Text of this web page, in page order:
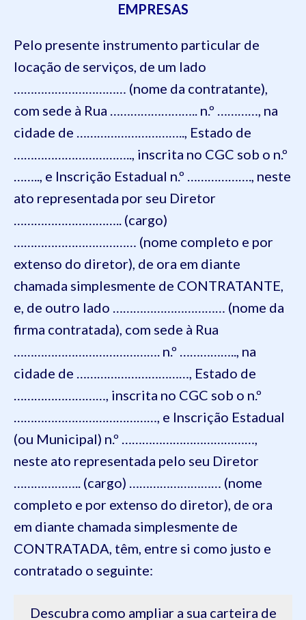
EMPRESAS
Pelo presente instrumento particular de
locação de serviços, de um lado
…………………………… (nome da contratante),
com sede à Rua …………………….. n.º …………, na
cidade de ………………………….., Estado de
…………………………….., inscrita no CGC sob o n.º
…….., e Inscrição Estadual n.º ………………., neste
ato representada por seu Diretor
………………………….. (cargo)
……………………………… (nome completo e por
extenso do diretor), de ora em diante
chamada simplesmente de CONTRATANTE,
e, de outro lado …………………………… (nome da
firma contratada), com sede à Rua
……………………………………. n.º …………….., na
cidade de ……………………………, Estado de
………………………, inscrita no CGC sob o n.º
……………………………………, e Inscrição Estadual
(ou Municipal) n.º …………………………………,
neste ato representada pelo seu Diretor
……………….. (cargo) ……………………… (nome
completo e por extenso do diretor), de ora
em diante chamada simplesmente de
CONTRATADA, têm, entre si como justo e
contratado o seguinte:
Descubra como ampliar a sua carteira de